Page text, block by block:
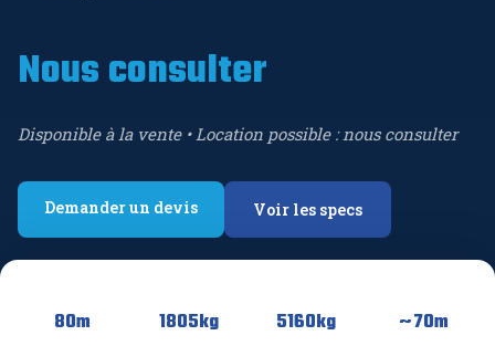
Nous consulter
Disponible à la vente • Location possible : nous consulter
Demander un devis Voir les specs
80m 1805kg 5160kg ~70m